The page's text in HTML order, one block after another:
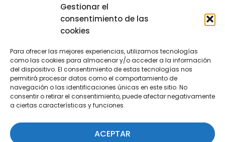
Gestionar el
consentimiento de las
cookies
Para ofrecer las mejores experiencias, utilizamos tecnologías
como las cookies para almacenar y/o acceder a la información
del dispositivo. El consentimiento de estas tecnologías nos
permitirá procesar datos como el comportamiento de
navegación o las identificaciones únicas en este sitio. No
consentir o retirar el consentimiento, puede afectar negativamente
a ciertas características y funciones.
ACEPTAR
Encuéntranos
C/Marie Curie, 35
29590 Campanillas, Málaga